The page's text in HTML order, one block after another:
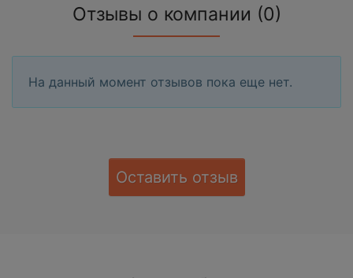
Отзывы о компании (0)
На данный момент отзывов пока еще нет.
Оставить отзыв